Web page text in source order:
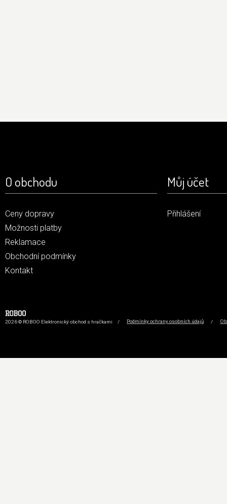
O obchodu
Ceny dopravy
Možnosti platby
Reklamace
Obchodní podmínky
Kontakt
Můj účet
Přihlášení
2026 © ROBOO Elektronický obchod s hračkami / Podmínky ochrany osobních údajů /